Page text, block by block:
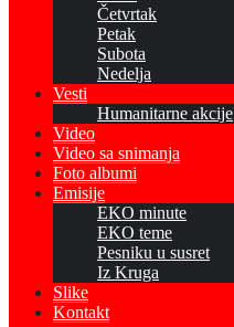
Četvrtak
Petak
Subota
Nedelja
Vesti
Humanitarne akcije
Video
Video sa snimanja
Foto albumi
Emisije
EKO minute
EKO teme
Pesniku u susret
Iz Kruga
Slike
Kontakt